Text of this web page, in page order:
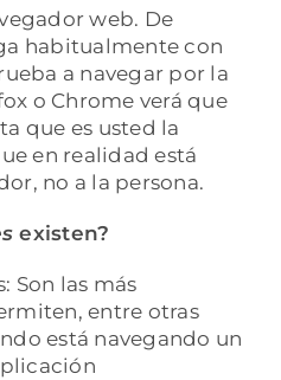
web. De
habitualmente con
a navegar por la
o Chrome verá que
que es usted la
en realidad está
no a la persona.
existen?
Son las más
entre otras
está navegando un